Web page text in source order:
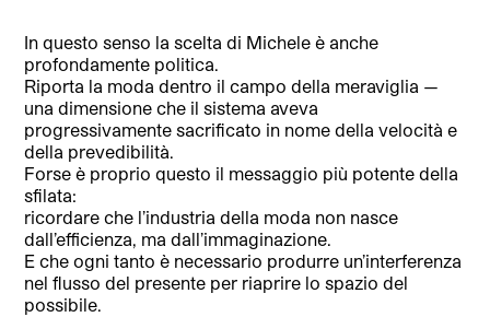
In questo senso la scelta di Michele è anche
profondamente politica.
Riporta la moda dentro il campo della meraviglia —
una dimensione che il sistema aveva
progressivamente sacrificato in nome della velocità e
della prevedibilità.
Forse è proprio questo il messaggio più potente della
sfilata:
ricordare che l’industria della moda non nasce
dall’efficienza, ma dall’immaginazione.
E che ogni tanto è necessario produrre un’interferenza
nel flusso del presente per riaprire lo spazio del
possibile.